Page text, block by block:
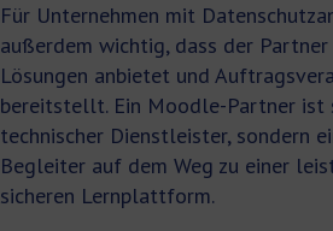
Für Unternehmen mit
außerdem wichtig, dass der Partner
Lösungen anbietet und
bereitstellt. Ein Moodle-Partner ist
technischer Dienstleister, sondern
Begleiter auf dem Weg zu einer
sicheren Lernplattform.